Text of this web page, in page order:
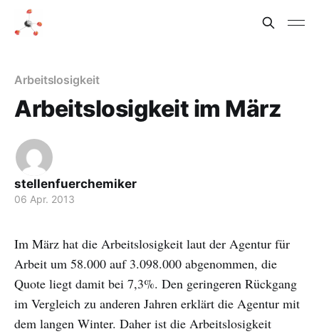
Arbeitslosigkeit
Arbeitslosigkeit im März
stellenfuerchemiker
06 Apr. 2013
Im März hat die Arbeitslosigkeit laut der Agentur für
Arbeit um 58.000 auf 3.098.000 abgenommen, die
Quote liegt damit bei 7,3%. Den geringeren Rückgang
im Vergleich zu anderen Jahren erklärt die Agentur mit
dem langen Winter. Daher ist die Arbeitslosigkeit